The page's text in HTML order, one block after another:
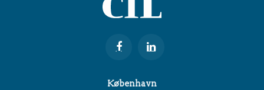
København